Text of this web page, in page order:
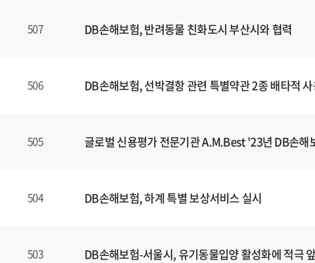
507 DB손해보험, 반려동물 친화도시 부산시와 협력
506 DB손해보험, 선박결항 관련 특별약관 2종 배타적
505 글로벌 신용평가 전문기관 A.M.Best '23년 DB손
504 DB손해보험, 하계 특별 보상서비스 실시
503 DB손해보험-서울시, 유기동물입양 활성화에 적극